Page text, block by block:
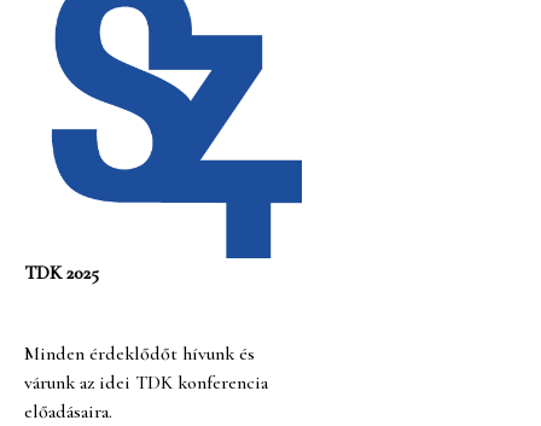
TDK 2025
Minden érdeklődőt hívunk és
várunk az idei TDK konferencia
előadásaira.